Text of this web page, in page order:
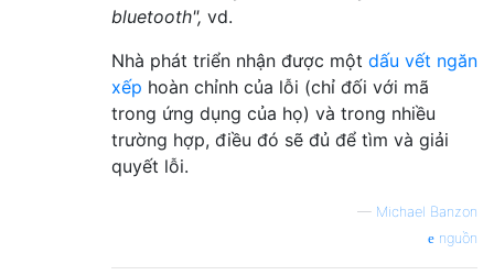
bluetooth", vd.
Nhà phát triển nhận được một dấu vết ngăn
xếp hoàn chỉnh của lỗi (chỉ đối với mã
trong ứng dụng của họ) và trong nhiều
trường hợp, điều đó sẽ đủ để tìm và giải
quyết lỗi.
— Michael Banzon
nguồn